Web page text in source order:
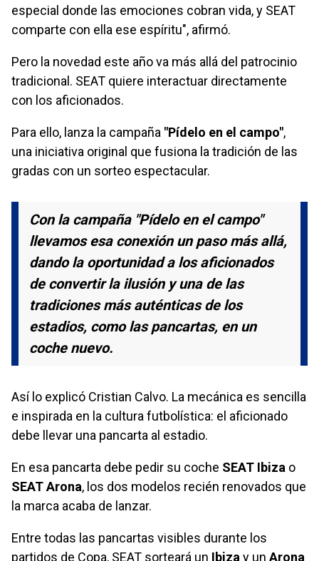
especial donde las emociones cobran vida, y SEAT
comparte con ella ese espíritu", afirmó.
Pero la novedad este año va más allá del patrocinio
tradicional. SEAT quiere interactuar directamente
con los aficionados.
Para ello, lanza la campaña "Pídelo en el campo",
una iniciativa original que fusiona la tradición de las
gradas con un sorteo espectacular.
Con la campaña "Pídelo en el campo"
llevamos esa conexión un paso más allá,
dando la oportunidad a los aficionados
de convertir la ilusión y una de las
tradiciones más auténticas de los
estadios, como las pancartas, en un
coche nuevo.
Así lo explicó Cristian Calvo. La mecánica es sencilla
e inspirada en la cultura futbolística: el aficionado
debe llevar una pancarta al estadio.
En esa pancarta debe pedir su coche SEAT Ibiza o
SEAT Arona, los dos modelos recién renovados que
la marca acaba de lanzar.
Entre todas las pancartas visibles durante los
partidos de Copa, SEAT sorteará un Ibiza y un Arona